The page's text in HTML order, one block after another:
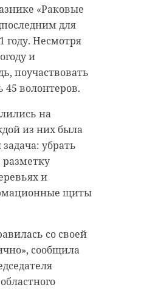
«Раковые
для
году. Несмотря
и
поучаствовать
волонтеров.
на
из них была
убрать
и
щиты
со своей
сообщила
39-летним
Тот,
из окна
на 9
от полученных
решение,
в
пресс-
по Санкт-
службе
кедра и
действий
депутаты
образования,
кировского
техникума
члены ОНФ и
с задачей и
что
и будут
Кировска.